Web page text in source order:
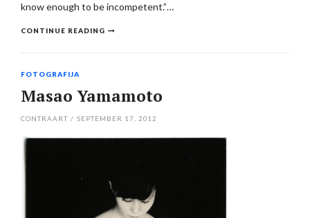
know enough to be incompetent.”…
CONTINUE READING
FOTOGRAFIJA
Masao Yamamoto
CONTRAART / SEPTEMBER 17, 2012